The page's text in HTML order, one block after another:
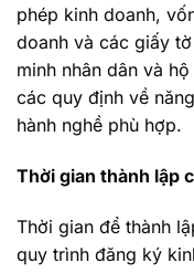
phép kinh doanh,
doanh và các giấy
minh nhân dân và
các quy định về
hành nghề phù hợp.
Thời gian thành lập
Thời gian để thành
quy trình đăng ký